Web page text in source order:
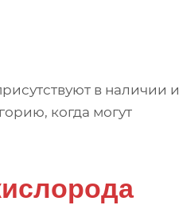
в наличии и
когда могут